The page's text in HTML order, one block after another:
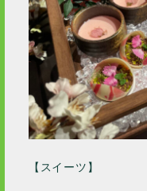
【スイーツ】